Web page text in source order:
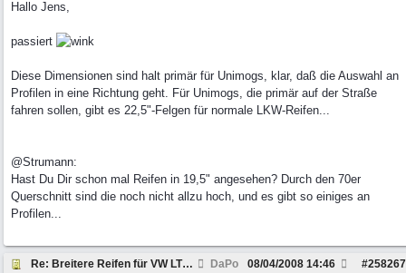
Hallo Jens,
passiert
Diese Dimensionen sind halt primär für Unimogs, klar, daß die Auswahl an
Profilen in eine Richtung geht. Für Unimogs, die primär auf der Straße
fahren sollen, gibt es 22,5"-Felgen für normale LKW-Reifen...
@Strumann:
Hast Du Dir schon mal Reifen in 19,5" angesehen? Durch den 70er
Querschnitt sind die noch nicht allzu hoch, und es gibt so einiges an
Profilen...
Re: Breitere Reifen für VW LT 45 4x4 DaPo #258267
08/04/2008 14:46